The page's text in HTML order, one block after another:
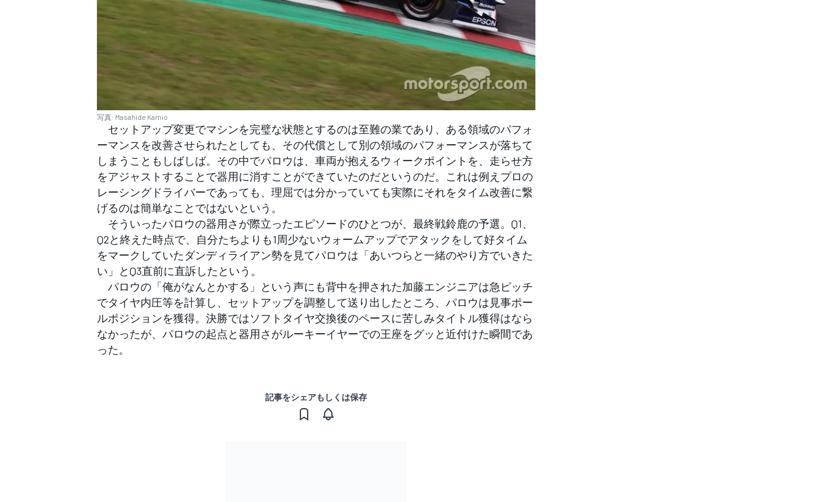
写真: Masahide Kamio
セットアップ変更でマシンを完璧な状態とするのは至難の業であり、ある領域のパフォ
ーマンスを改善させられたとしても、その代償として別の領域のパフォーマンスが落ちて
しまうこともしばしば。その中でパロウは、車両が抱えるウィークポイントを、走らせ方
をアジャストすることで器用に消すことができていたのだというのだ。これは例えプロの
レーシングドライバーであっても、理屈では分かっていても実際にそれをタイム改善に繋
げるのは簡単なことではないという。
そういったパロウの器用さが際立ったエピソードのひとつが、最終戦鈴鹿の予選。Q1、
Q2と終えた時点で、自分たちよりも1周少ないウォームアップでアタックをして好タイム
をマークしていたダンディライアン勢を見てパロウは「あいつらと一緒のやり方でいきた
い」とQ3直前に直訴したという。
パロウの「俺がなんとかする」という声にも背中を押された加藤エンジニアは急ピッチ
でタイヤ内圧等を計算し、セットアップを調整して送り出したところ、パロウは見事ポー
ルポジションを獲得。決勝ではソフトタイヤ交換後のペースに苦しみタイトル獲得はなら
なかったが、パロウの起点と器用さがルーキーイヤーでの王座をグッと近付けた瞬間であ
った。
記事をシェアもしくは保存